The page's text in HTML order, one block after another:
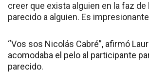
creer que exista alguien en la faz de
parecido a alguien. Es
“Vos sos Nicolás Cabré”, afirmó
acomodaba el pelo al participante
parecido.